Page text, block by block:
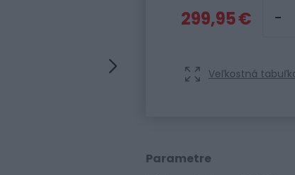
299,95 €
Veľkostná
Parametre